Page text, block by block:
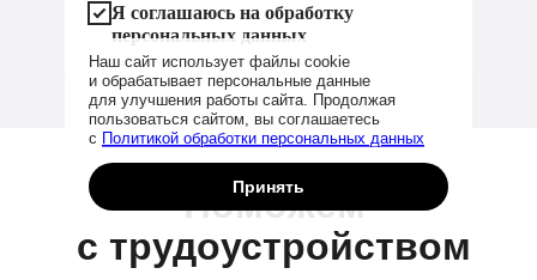
Я соглашаюсь на обработку
персональных данных
Поможем
с трудоустройством
Принять
Наш сайт использует файлы cookie
и обрабатывает персональные данные
для улучшения работы сайта. Продолжая
пользоваться сайтом, вы соглашаетесь
с Политикой обработки персональных данных